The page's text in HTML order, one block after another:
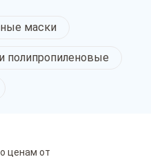
маски
полипропиленовые
ценам от